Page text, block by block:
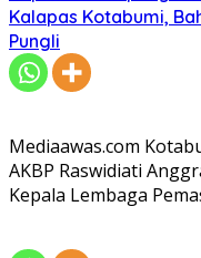
Kalapas Kotabumi,
Pungli
Mediaawas.com
AKBP Raswidiati
Kepala Lembaga